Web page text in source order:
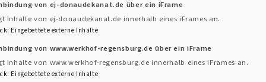
Regensburg
von ej-donaudekanat.de über ein iFrame
Inhalte von ej-donaudekanat.de innerhalb eines iFrames an.
: Eingebettete externe Inhalte
von www.werkhof-regensburg.de über ein iFrame
Inhalte von www.werkhof-regensburg.de innerhalb eines iFrames an.
: Eingebettete externe Inhalte